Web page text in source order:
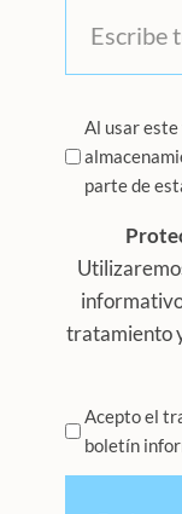
Al usar
parte de
tratamiento
Acepto el
boletín